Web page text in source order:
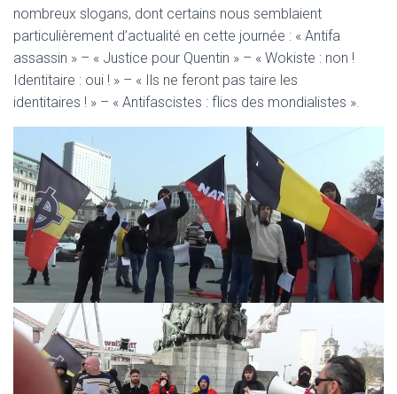
nombreux slogans, dont certains nous semblaient
particulièrement d’actualité en cette journée : « Antifa
assassin » – « Justice pour Quentin » – « Wokiste : non !
Identitaire : oui ! » – « Ils ne feront pas taire les
identitaires ! » – « Antifascistes : flics des mondialistes ».